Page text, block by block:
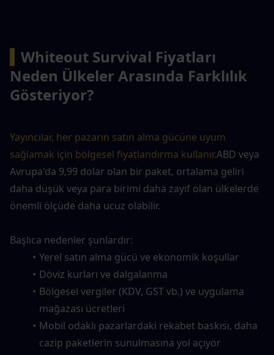
Whiteout Survival Fiyatları
Neden Ülkeler Arasında Farklılık
Gösteriyor?
Yayıncılar, her pazarın satın alma gücüne uyum
sağlamak için bölgesel fiyatlandırma kullanır.ABD veya
Avrupa'da 9,99 dolar olan bir paket, ortalama geliri
daha düşük veya para birimi daha zayıf olan ülkelerde
önemli ölçüde daha ucuz olabilir.
Başlıca nedenler şunlardır:
Yerel satın alma gücü ve ekonomik koşullar
Döviz kurları ve dalgalanma
Bölgesel vergiler (KDV, GST vb.) ve uygulama
mağazası ücretleri
Mobil odaklı pazarlardaki rekabet baskısı, daha
cazip paketlerin sunulmasına yol açıyor